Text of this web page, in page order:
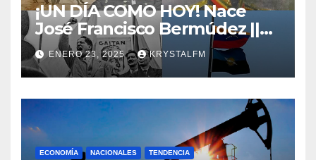
¡UN DÍA COMO HOY! Nace
José Francisco Bermúdez ||
Nace Jorge Eliecer Gaitán ||
Derrocamiento de Marcos
Pérez Jiménez || Nace
Alfonso Carrasquel ||
Aprueban la Bandera del
Zulia || #23ENE
ENERO 23, 2025 KRYSTALFM
ECONOMÍA NACIONALES TENDENCIA